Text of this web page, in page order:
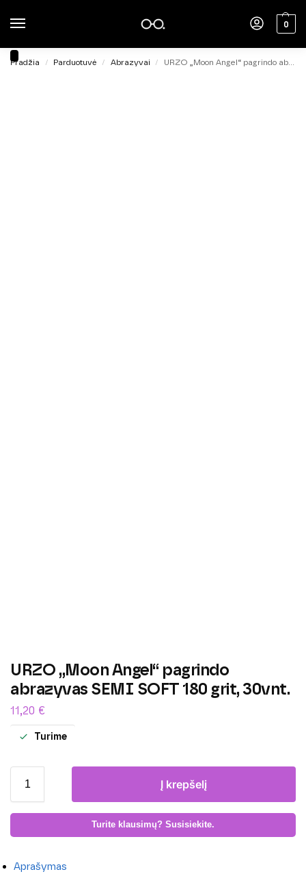
0
Pradžia / Parduotuvė / Abrazyvai / URZO „Moon Angel“ pagrindo abrazyvas SEMI SOFT 180 grit, 30vnt.
URZO „Moon Angel“ pagrindo
abrazyvas SEMI SOFT 180 grit, 30vnt.
11,20 €
Turime
Į krepšelį
Turite klausimų? Susisiekite.
Aprašymas